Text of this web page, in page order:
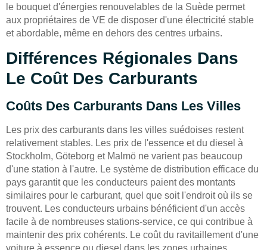
le bouquet d'énergies renouvelables de la Suède permet
aux propriétaires de VE de disposer d'une électricité stable
et abordable, même en dehors des centres urbains.
Différences Régionales Dans
Le Coût Des Carburants
Coûts Des Carburants Dans Les Villes
Les prix des carburants dans les villes suédoises restent
relativement stables. Les prix de l'essence et du diesel à
Stockholm, Göteborg et Malmö ne varient pas beaucoup
d'une station à l'autre. Le système de distribution efficace du
pays garantit que les conducteurs paient des montants
similaires pour le carburant, quel que soit l'endroit où ils se
trouvent. Les conducteurs urbains bénéficient d'un accès
facile à de nombreuses stations-service, ce qui contribue à
maintenir des prix cohérents. Le coût du ravitaillement d'une